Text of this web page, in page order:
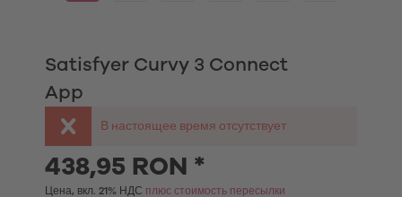
Satisfyer Curvy 3 Connect
App
В настоящее время отсутствует
438,95 RON *
Цена, вкл. 21% НДС плюс стоимость пересылки